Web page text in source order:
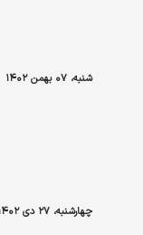
شنبه، ۰۷ بهمن ۱۴۰۲
چهارشنبه، ۲۷ دی ۱۴۰۲